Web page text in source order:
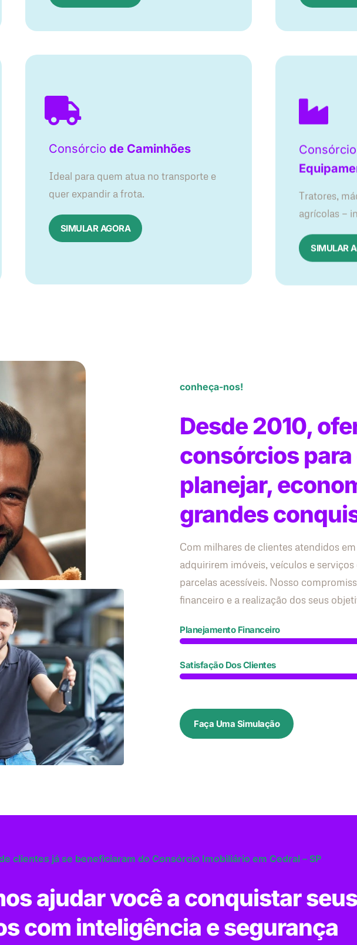
Consórcio de Caminhões
Ideal para quem atua no transporte e
quer expandir a frota.
SIMULAR AGORA
Tratores,
agrícolas —
SIMULAR
conheça-nos!
Desde 2010,
consórcios
planejar,
grandes
Com milhares de clientes atendidos
adquirirem imóveis, veículos e
parcelas acessíveis. Nosso
financeiro e a realização dos seus
Planejamento Financeiro
Satisfação Dos Clientes
Faça Uma Simulação
clientes já se beneficiaram do Consórcio Imobiliário em Cedral – SP
ajudar você a conquistar seus
com inteligência e segurança